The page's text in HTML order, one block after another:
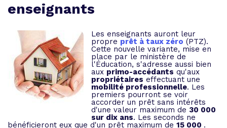
enseignants
Les enseignants auront leur
propre prêt à taux zéro (PTZ).
Cette nouvelle variante, mise en
place par le ministère de
l'Éducation, s'adresse aussi bien
aux primo-accédants qu'aux
propriétaires effectuant une
mobilité professionnelle. Les
premiers pourront se voir
accorder un prêt sans intérêts
d'une valeur maximum de 30 000 
sur dix ans. Les seconds ne
bénéficieront eux que d'un prêt maximum de 15 000  .